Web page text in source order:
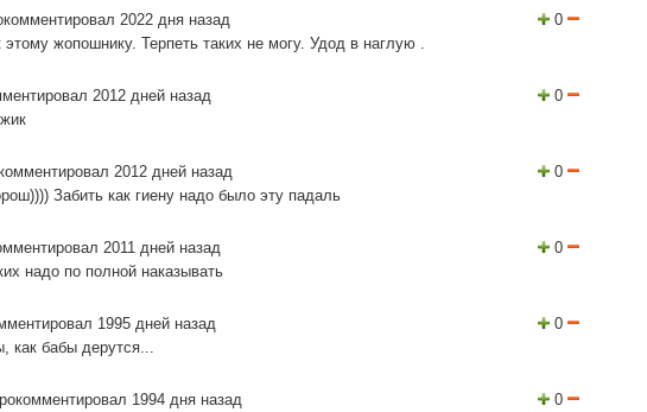
0
2022 дня назад
жопошнику. Терпеть таких не могу. Удод в наглую .
0
2012 дней назад
0
2012 дней назад
Забить как гиену надо было эту падаль
0
2011 дней назад
надо по полной наказывать
0
1995 дней назад
как бабы дерутся...
0
1994 дня назад